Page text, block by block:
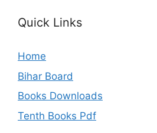
Quick Links
Home
Bihar Board
Books Downloads
Tenth Books Pdf